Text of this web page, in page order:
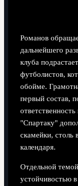
Романов
дальнейшего
клуба
футболистов,
обойме.
первый состав,
"Спартаку"
скамейки, столь
календаря.
Отдельной
устойчивостью